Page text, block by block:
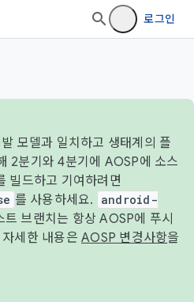
로그인
모델과 일치하고 생태계의 플
2분기와 4분기에 AOSP에 소스
빌드하고 기여하려면
를 사용하세요.
android-
트 브랜치는 항상 AOSP에 푸시
세한 내용은 AOSP 변경사항을